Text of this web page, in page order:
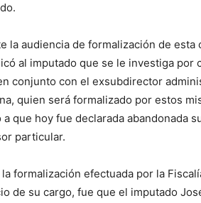
la audiencia de formalización de
al imputado que se le investiga
conjunto con el exsubdirector
quien será formalizado por estos
a que hoy fue declarada abandonada
particular.
la formalización efectuada por la
de su cargo, fue que el imputado